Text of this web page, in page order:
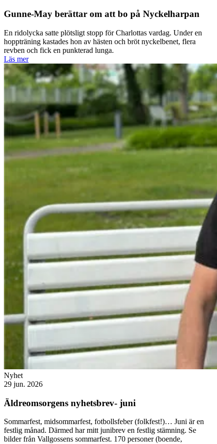
Gunne-May berättar om att bo på Nyckelharpan
En ridolycka satte plötsligt stopp för Charlottas vardag. Under en
hoppträning kastades hon av hästen och bröt nyckelbenet, flera
revben och fick en punkterad lunga.
Läs mer
Nyhet
29 jun. 2026
Äldreomsorgens nyhetsbrev- juni
Sommarfest, midsommarfest, fotbollsfeber (folkfest!)… Juni är en
festlig månad. Därmed har mitt junibrev en festlig stämning. Se
bilder från Vallgossens sommarfest. 170 personer (boende,